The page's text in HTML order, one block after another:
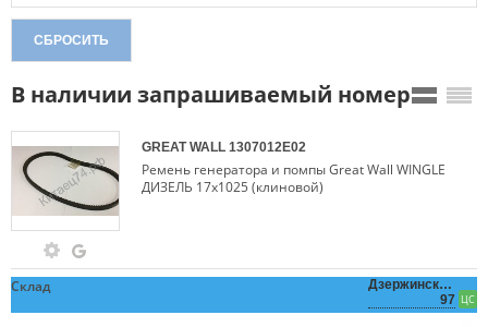
СБРОСИТЬ
В наличии запрашиваемый номер
GREAT WALL 1307012E02
Ремень генератора и помпы Great Wall WINGLE
ДИЗЕЛЬ 17х1025 (клиновой)
Склад
Дзержинского,
97 ЦС